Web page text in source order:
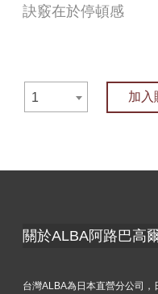
訣竅在於停頓感
1 加入
關於ALBA阿路巴高
台灣ALBA為日本直營分公司